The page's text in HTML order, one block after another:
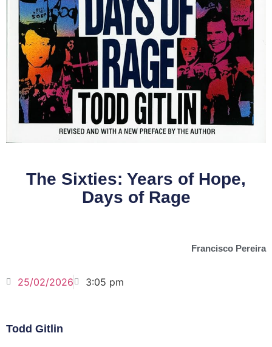
The Sixties: Years of Hope,
Days of Rage
Francisco Pereira
25/02/2026 3:05 pm
Todd Gitlin